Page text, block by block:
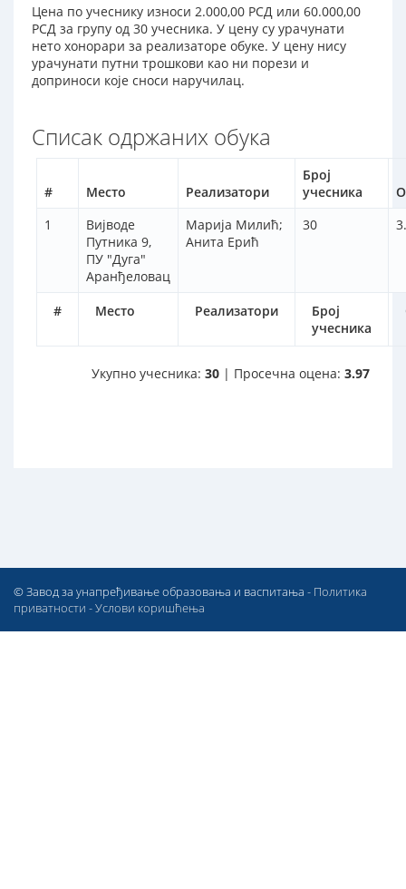
Цена по учеснику износи 2.000,00 РСД или 60.000,00
РСД за групу од 30 учесника. У цену су урачунати
нето хонорари за реализаторе обуке. У цену нису
урачунати путни трошкови као ни порези и
доприноси које сноси наручилац.
Списак одржаних обука
# Место Реализатори
Број
учесника
# Место Реализатори
Број
учесника
1
Вијводе
Путника 9,
ПУ "Дуга"
Аранђеловац
Марија Милић;
Анита Ерић
30
Укупно учесника: 30 | Просечна оцена: 3.97
© Завод за унапређивање образовања и васпитања - Политика
приватности -Услови коришћења